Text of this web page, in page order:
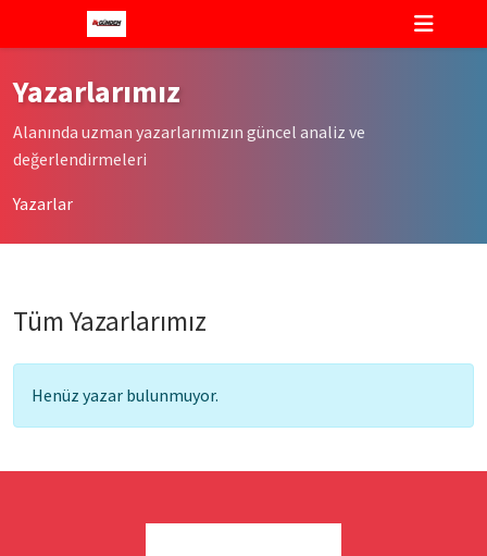
Yazarlarımız
Alanında uzman yazarlarımızın güncel analiz ve
değerlendirmeleri
Yazarlar
Tüm Yazarlarımız
Henüz yazar bulunmuyor.